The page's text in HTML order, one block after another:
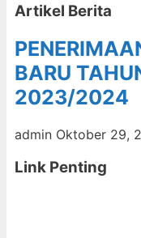
Artikel Berita
BARU
2023/2024
admin Oktober 29,
Link Penting